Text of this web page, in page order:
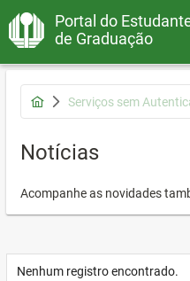
Portal do
de Graduação
Serviços sem
Notícias
Acompanhe as novidades
Nenhum registro encontrado.